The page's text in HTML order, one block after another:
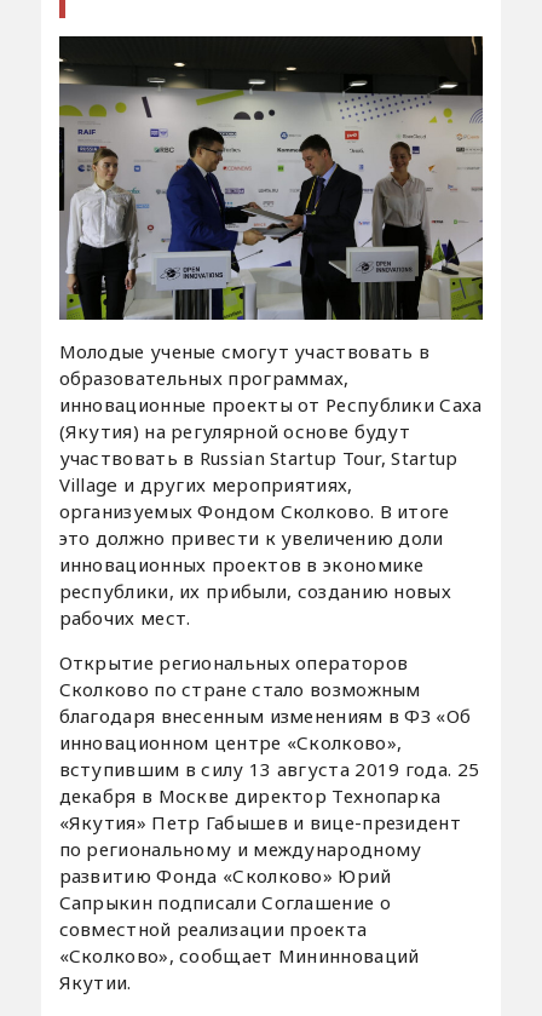
Молодые ученые смогут участвовать в
образовательных программах,
инновационные проекты от Республики Саха
(Якутия) на регулярной основе будут
участвовать в Russian Startup Tour, Startup
Village и других мероприятиях,
организуемых Фондом Сколково. В итоге
это должно привести к увеличению доли
инновационных проектов в экономике
республики, их прибыли, созданию новых
рабочих мест.
Открытие региональных операторов
Сколково по стране стало возможным
благодаря внесенным изменениям в ФЗ «Об
инновационном центре «Сколково»,
вступившим в силу 13 августа 2019 года. 25
декабря в Москве директор Технопарка
«Якутия» Петр Габышев и вице-президент
по региональному и международному
развитию Фонда «Сколково» Юрий
Сапрыкин подписали Соглашение о
совместной реализации проекта
«Сколково», сообщает Мининноваций
Якутии.